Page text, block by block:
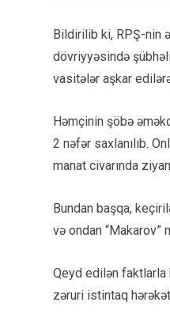
Bildirilib ki, RPŞ-nin
dövriyyəsində
vasitələr aşkar
Həmçinin şöbə
2 nəfər saxlanılıb.
manat civarında
Bundan başqa,
və ondan “Makarov”
Qeyd edilən faktlarla
zəruri istintaq